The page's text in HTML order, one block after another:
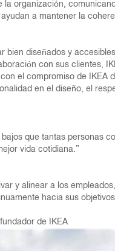
organización,
a mantener la
diseñados y
con sus clientes,
el compromiso de
en el diseño, el
que tantas personas
vida cotidiana.”
y alinear a los
hacia sus
de IKEA